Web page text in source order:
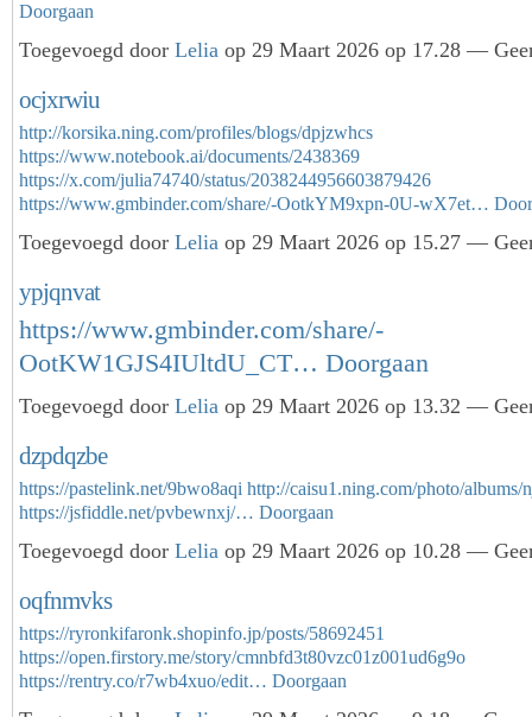
Doorgaan
Toegevoegd door Lelia op 29 Maart 2026 op 17.28 —
ocjxrwiu
http://korsika.ning.com/profiles/blogs/dpjzwhcs
https://www.notebook.ai/documents/2438369
https://x.com/julia74740/status/2038244956603879426
https://www.gmbinder.com/share/-OotkYM9xpn-0U-wX7et…
Toegevoegd door Lelia op 29 Maart 2026 op 15.27 —
ypjqnvat
https://www.gmbinder.com/share/-
OotKW1GJS4IUltdU_CT… Doorgaan
Toegevoegd door Lelia op 29 Maart 2026 op 13.32 —
dzpdqzbe
https://pastelink.net/9bwo8aqi http://caisu1.ning.com/photo/albums/
https://jsfiddle.net/pvbewnxj/… Doorgaan
Toegevoegd door Lelia op 29 Maart 2026 op 10.28 —
oqfnmvks
https://ryronkifaronk.shopinfo.jp/posts/58692451
https://open.firstory.me/story/cmnbfd3t80vzc01z001ud6g9o
https://rentry.co/r7wb4xuo/edit… Doorgaan